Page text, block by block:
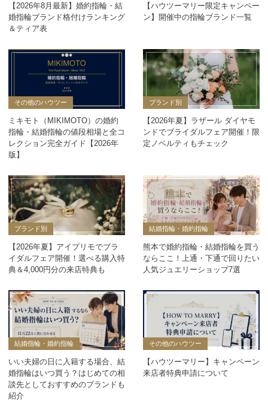
【2026年8月最新】婚約指輪・結
婚指輪ブランド格付けランキング
＆ティア表
【ハウツーマリー限定キャンペー
ン】開催中の指輪ブランド一覧
その他のハウツー
ミキモト（MIKIMOTO）の婚約
指輪・結婚指輪の値段相場と全コ
レクション完全ガイド【2026年
版】
ブランド別
【2026年夏】ラザール ダイヤモ
ンドでブライダルフェア開催！限
定ノベルティもチェック
ブランド別
【2026年夏】アイプリモでブラ
イダルフェア開催！選べる購入特
典＆4,000円分の来店特典も
結婚指輪・婚約指輪
熊本で婚約指輪・結婚指輪を買う
ならここ！上通・下通で回りたい
人気ジュエリーショップ7選
結婚指輪・婚約指輪
いい夫婦の日に入籍する場合、結
婚指輪はいつ買う？はじめての相
談先としておすすめのブランドも
紹介
その他のハウツー
【ハウツーマリー】キャンペーン
来店者特典申請について